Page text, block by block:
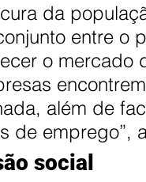
da
entre o
o mercado
além de
de emprego”,
social